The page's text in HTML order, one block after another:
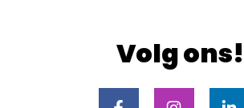
Volg ons!